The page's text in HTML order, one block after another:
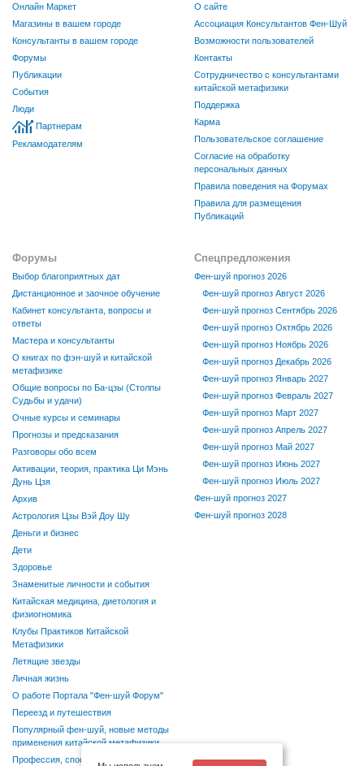
Онлайн Маркет
Магазины в вашем городе
Консультанты в вашем городе
Форумы
Публикации
События
Люди
Партнерам
Рекламодателям
О сайте
Ассоциация Консультантов Фен-Шуй
Возможности пользователей
Контакты
Сотрудничество с консультантами
китайской метафизики
Поддержка
Карма
Пользовательское соглашение
Согласие на обработку
персональных данных
Правила поведения на Форумах
Правила для размещения
Публикаций
Форумы
Выбор благоприятных дат
Дистанционное и заочное обучение
Кабинет консультанта, вопросы и
ответы
Мастера и консультанты
О книгах по фэн-шуй и китайской
метафизике
Общие вопросы по Ба-цзы (Столпы
Судьбы и удачи)
Очные курсы и семинары
Прогнозы и предсказания
Разговоры обо всем
Активации, теория, практика Ци Мэнь
Дунь Цзя
Архив
Астрология Цзы Вэй Доу Шу
Деньги и бизнес
Дети
Здоровье
Знаменитые личности и события
Китайская медицина, диетология и
физиогномика
Клубы Практиков Китайской
Метафизики
Летящие звезды
Личная жизнь
О работе Портала "Фен-шуй Форум"
Переезд и путешествия
Популярный фен-шуй, новые методы
применения китайской метафизики
Профессия, способности, хобби
Спецпредложения
Фен-шуй прогноз 2026
Фен-шуй прогноз Август 2026
Фен-шуй прогноз Сентябрь 2026
Фен-шуй прогноз Октябрь 2026
Фен-шуй прогноз Ноябрь 2026
Фен-шуй прогноз Декабрь 2026
Фен-шуй прогноз Январь 2027
Фен-шуй прогноз Февраль 2027
Фен-шуй прогноз Март 2027
Фен-шуй прогноз Апрель 2027
Фен-шуй прогноз Май 2027
Фен-шуй прогноз Июнь 2027
Фен-шуй прогноз Июль 2027
Фен-шуй прогноз 2027
Фен-шуй прогноз 2028